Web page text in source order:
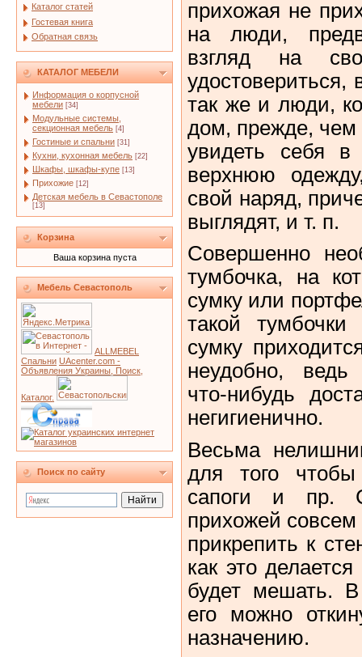
Каталог статей
Гостевая книга
Обратная связь
КАТАЛОГ МЕБЕЛИ
Информация о корпусной
мебели [34]
Модульные системы,
секционная мебель [4]
Гостиные и спальни [31]
Кухни, кухонная мебель [22]
Шкафы, шкафы-купе [13]
Прихожие [12]
Детская мебель в Севастополе
[13]
Корзина
Ваша корзина пуста
Мебель Севастополь
ALLMEBEL
Спальни UAcenter.com -
Объявления Украины, Поиск,
Каталог.
Поиск по сайту
прихожая не
на люди,
взгляд на
удостовериться,
так же и люди,
дом, прежде, чем
увидеть себя
верхнюю
свой наряд,
выглядят, и т. п.
Совершенно
тумбочка, на
сумку или
такой
сумку
неудобно,
что‑нибудь
негигиенично.
Весьма
для того чтобы
сапоги и пр.
прихожей
прикрепить к
как это
будет мешать. В
его можно
назначению.